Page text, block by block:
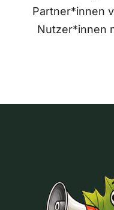
Partner*innen
Nutzer*innen